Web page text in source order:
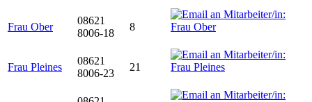
Frau Ober
08621
8006-18
8
Frau Pleines
08621
8006-23
21